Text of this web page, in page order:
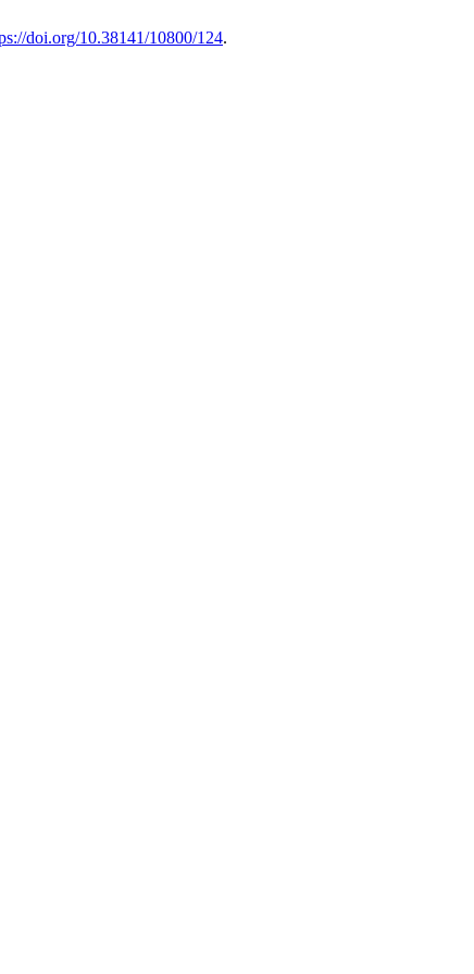
doi.org/10.38141/10800/124.